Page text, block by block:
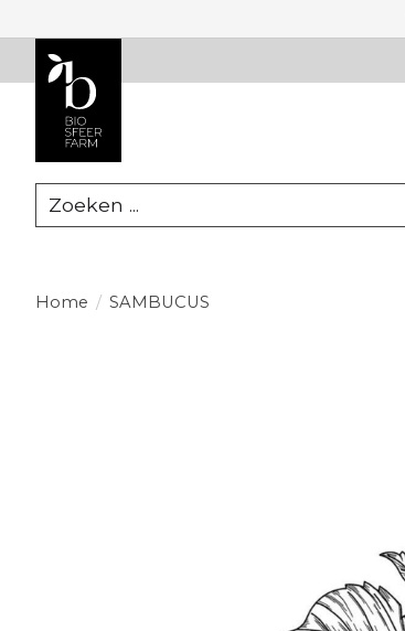
Zoeken
Home / SAMBUCUS